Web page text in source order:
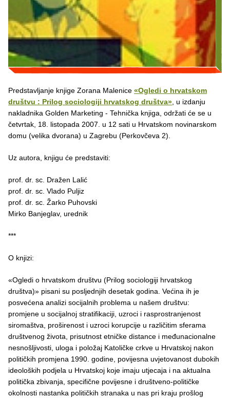
Predstavljanje knjige Zorana Malenice «Ogledi o hrvatskom
društvu : Prilog sociologiji hrvatskog društva», u izdanju
nakladnika Golden Marketing - Tehnička knjiga, održati će se u
četvrtak, 18. listopada 2007. u 12 sati u Hrvatskom novinarskom
domu (velika dvorana) u Zagrebu (Perkovčeva 2).
Uz autora, knjigu će predstaviti:
prof. dr. sc. Dražen Lalić
prof. dr. sc. Vlado Puljiz
prof. dr. sc. Žarko Puhovski
Mirko Banjeglav, urednik
***
O knjizi:
«Ogledi o hrvatskom društvu (Prilog sociologiji hrvatskog
društva)» pisani su posljednjih desetak godina. Većina ih je
posvećena analizi socijalnih problema u našem društvu:
promjene u socijalnoj stratifikaciji, uzroci i rasprostranjenost
siromaštva, proširenost i uzroci korupcije u različitim sferama
društvenog života, prisutnost etničke distance i međunacionalne
nesnošljivosti, uloga i položaj Katoličke crkve u Hrvatskoj nakon
političkih promjena 1990. godine, povijesna uvjetovanost dubokih
ideoloških podjela u Hrvatskoj koje imaju utjecaja i na aktualna
politička zbivanja, specifične povijesne i društveno-političke
okolnosti nastanka političkih stranaka u nas pri kraju prošlog